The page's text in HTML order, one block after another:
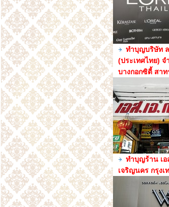
ทำบุญบริษัท
(ประเทศไทย) จ
บางกอกซิตี้ สา
ทำบุญร้าน เอ
เจริญนคร กรุงเ